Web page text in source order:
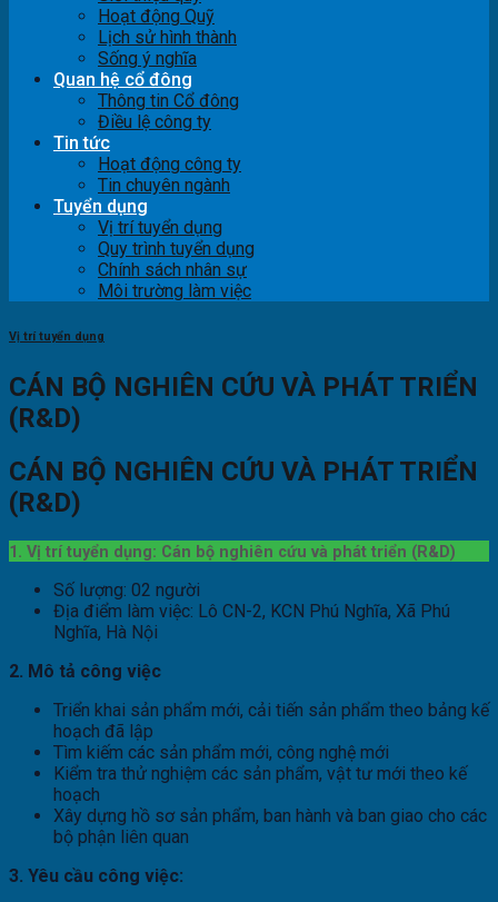
Hoạt động Quỹ
Lịch sử hình thành
Sống ý nghĩa
Quan hệ cổ đông
Thông tin Cổ đông
Điều lệ công ty
Tin tức
Hoạt động công ty
Tin chuyên ngành
Tuyển dụng
Vị trí tuyển dụng
Quy trình tuyển dụng
Chính sách nhân sự
Môi trường làm việc
Vị trí tuyển dụng
CÁN BỘ NGHIÊN CỨU VÀ PHÁT TRIỂN
(R&D)
CÁN BỘ NGHIÊN CỨU VÀ PHÁT TRIỂN
(R&D)
1. Vị trí tuyển dụng: Cán bộ nghiên cứu và phát triển (R&D)
Số lượng: 02 người
Địa điểm làm việc: Lô CN-2, KCN Phú Nghĩa, Xã Phú
Nghĩa, Hà Nội
2. Mô tả công việc
Triển khai sản phẩm mới, cải tiến sản phẩm theo bảng kế
hoạch đã lập
Tìm kiếm các sản phẩm mới, công nghệ mới
Kiểm tra thử nghiệm các sản phẩm, vật tư mới theo kế
hoạch
Xây dựng hồ sơ sản phẩm, ban hành và ban giao cho các
bộ phận liên quan
3. Yêu cầu công việc: